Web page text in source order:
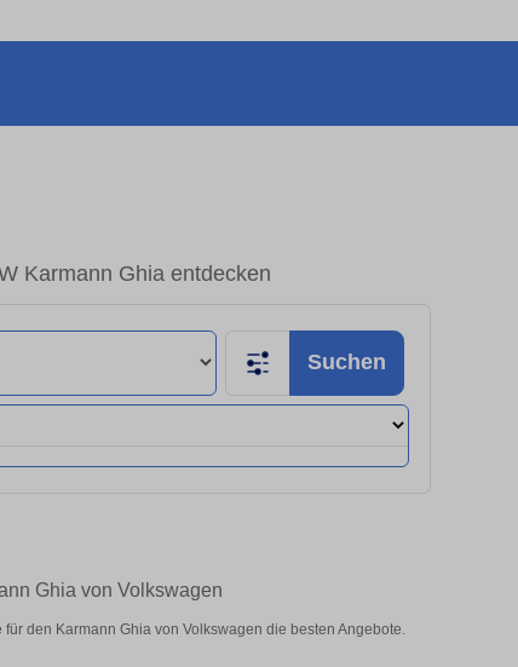
Karmann Ghia entdecken
Suchen
Ghia von Volkswagen
den Karmann Ghia von Volkswagen die besten Angebote.